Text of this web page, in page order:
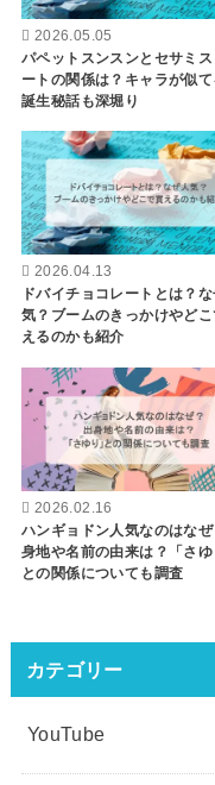
2026.05.05
パペットスンスンとセサミス
ートの関係は？キャラが似て
誕生秘話も深堀り
2026.04.13
ドバイチョコレートとは？
気？ブームのきっかけやど
えるのかも紹介
2026.02.16
ハンギョドン人気なのはなぜ
身地や名前の由来は？「さゆ
との関係についても調査
カテゴリー
YouTube